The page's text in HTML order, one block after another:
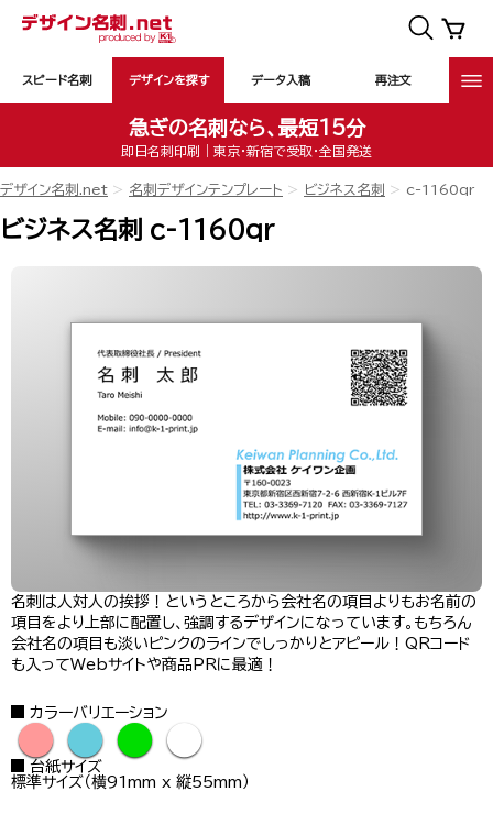
スピード名刺 デザインを探す データ入稿 再注文
急ぎの名刺なら、最短15分
即日名刺印刷｜東京・新宿で受取・全国発送
デザイン名刺.net 名刺デザインテンプレート ビジネス名刺 c-1160qr
ビジネス名刺 c-1160qr
名刺は人対人の挨拶！というところから会社名の項目よりもお名前の
項目をより上部に配置し、強調するデザインになっています。もちろん
会社名の項目も淡いピンクのラインでしっかりとアピール！QRコード
も入ってWebサイトや商品PRに最適！
カラーバリエーション
● ● ● ●
台紙サイズ
標準サイズ（横91mm x 縦55mm）